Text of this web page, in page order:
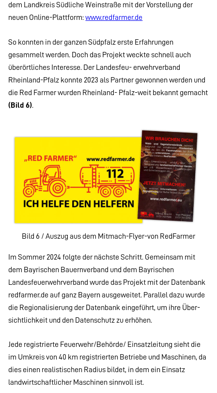
dem Landkreis Südliche Weinstraße mit der Vorstellung der
neuen Online-Plattform:www.redfarmer.de
So konnten in der ganzen Südpfalz erste Erfahrungen
gesammelt werden. Doch das Projekt weckte schnell auch
überörtliches Interesse. Der Landesfeu- erwehrverband
Rheinland-Pfalz konnte 2023 als Partner gewonnen werden und
die Red Farmer wurden Rheinland- Pfalz-weit bekannt gemacht
(Bild 6).
Bild 6 / Auszug aus dem Mitmach-Flyer-von RedFarmer
Im Sommer 2024 folgte der nächste Schritt. Gemeinsam mit
dem Bayrischen Bauernverband und dem Bayrischen
Landesfeuerwehrverband wurde das Projekt mit der Datenbank
redfarmer.de auf ganz Bayern ausgeweitet. Parallel dazu wurde
die Regionalisierung der Datenbank eingeführt, um ihre Über-
sichtlichkeit und den Datenschutz zu erhöhen.
Jede registrierte Feuerwehr/Behörde/ Einsatzleitung sieht die
im Umkreis von 40 km registrierten Betriebe und Maschinen, da
dies einen realistischen Radius bildet, in dem ein Einsatz
landwirtschaftlicher Maschinen sinnvoll ist.